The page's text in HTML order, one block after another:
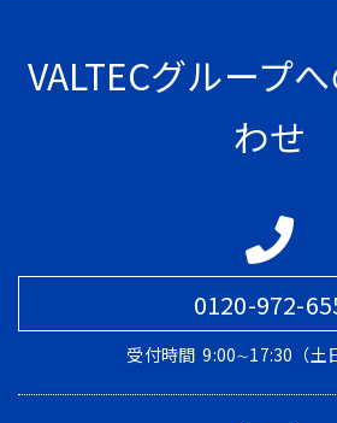
VALTECグループ
わせ
0120-972-
受付時間 9:00∼17:30（土